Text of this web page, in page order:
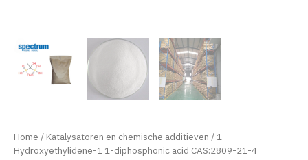
Home /Katalysatoren en chemische additieven / 1-
Hydroxyethylidene-1 1-diphosphonic acid CAS:2809-21-4